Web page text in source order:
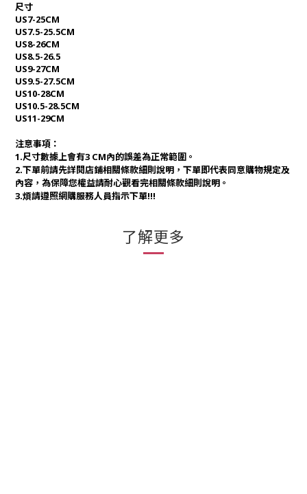
尺寸
US7-25CM
US7.5-25.5CM
US8-26CM
US8.5-26.5
US9-27CM
US9.5-27.5CM
US10-28CM
US10.5-28.5CM
US11-29CM
注意事項：
1.尺寸數據上會有3 CM內的誤差為正常範圍。
2.下單前請先詳閱店鋪相關條款細則說明，下單即代表同意購物規定及
內容，為保障您權益請耐心觀看完相關條款細則說明。
3.煩請遵照網購服務人員指示下單!!!
了解更多